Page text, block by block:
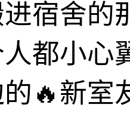
宿舍的
都小心
🔥新室